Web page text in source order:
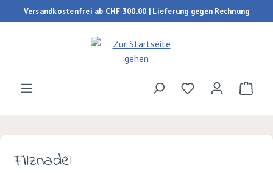
Zum Hauptinhalt springen
Versandkostenfrei ab CHF 300.00 | Lieferung gegen Rechnung
Du hast 0
Filznadel